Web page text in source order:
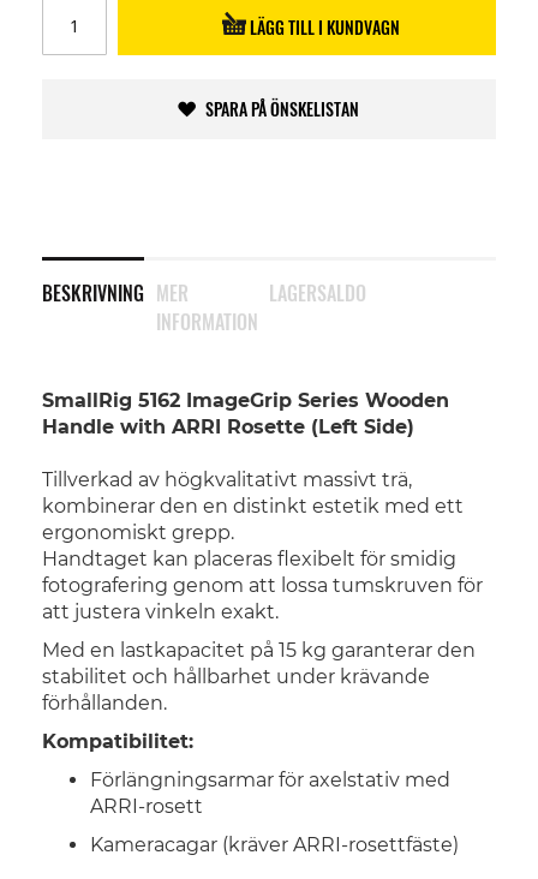
LÄGG TILL I KUNDVAGN
SPARA PÅ ÖNSKELISTAN
BESKRIVNING
SmallRig 5162 ImageGrip Series Wooden
Handle with ARRI Rosette (Left Side)
Tillverkad av högkvalitativt massivt trä,
kombinerar den en distinkt estetik med ett
ergonomiskt grepp.
Handtaget kan placeras flexibelt för smidig
fotografering genom att lossa tumskruven för
att justera vinkeln exakt.
Med en lastkapacitet på 15 kg garanterar den
stabilitet och hållbarhet under krävande
förhållanden.
Kompatibilitet:
Förlängningsarmar för axelstativ med
ARRI-rosett
Kameracagar (kräver ARRI-rosettfäste)
MER
INFORMATION
LAGERSALDO